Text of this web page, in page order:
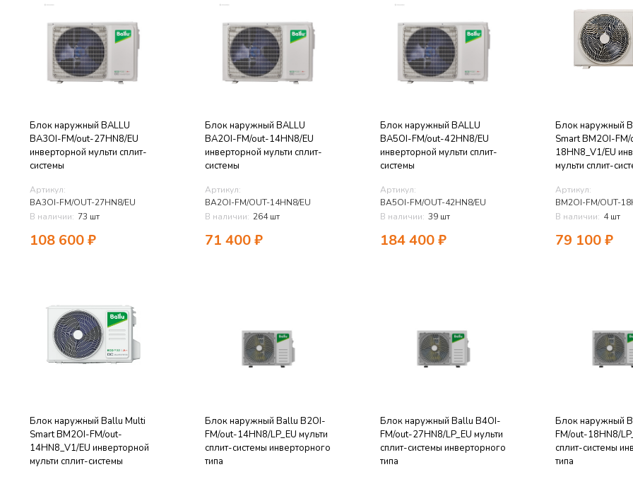
Блок наружный BALLU
BA3OI-FM/out-27HN8/EU
инверторной мульти сплит-
системы
Артикул:
BA3OI-FM/OUT-27HN8/EU
В наличии: 73 шт
108 600₽
Блок наружный BALLU
BA2OI-FM/out-14HN8/EU
инверторной мульти сплит-
системы
Артикул:
BA2OI-FM/OUT-14HN8/EU
В наличии: 264 шт
71 400₽
Блок наружный BALLU
BA5OI-FM/out-42HN8/EU
инверторной мульти сплит-
системы
Артикул:
BA5OI-FM/OUT-42HN8/EU
В наличии: 39 шт
184 400₽
Блок наружный
Smart BM2OI-
18HN8_V1/EU
мульти сплит-
Артикул:
BM2OI-FM/OUT-
В наличии: 4 шт
79 100₽
Блок наружный Ballu Multi
Smart BM2OI-FM/out-
14HN8_V1/EU инверторной
мульти сплит-системы
Блок наружный Ballu B2OI-
FM/out-14HN8/LP_EU мульти
сплит-системы инверторного
типа
Блок наружный Ballu B4OI-
FM/out-27HN8/LP_EU мульти
сплит-системы инверторного
типа
Блок наружный
FM/out-18HN8/
сплит-системы
типа